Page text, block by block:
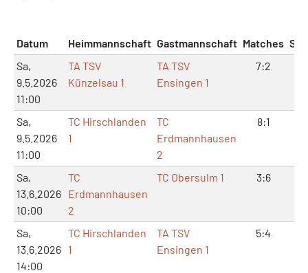
Datum Heimmannschaft Gastmannschaft Matches
Sa,
9.5.2026
11:00
TA TSV
Künzelsau 1
TA TSV
Ensingen 1
7:2
Sa,
9.5.2026
11:00
TC Hirschlanden
1
TC
Erdmannhausen
2
8:1
Sa,
13.6.2026
10:00
TC
Erdmannhausen
2
TC Obersulm 1 3:6
Sa,
13.6.2026
14:00
TC Hirschlanden
1
TA TSV
Ensingen 1
5:4